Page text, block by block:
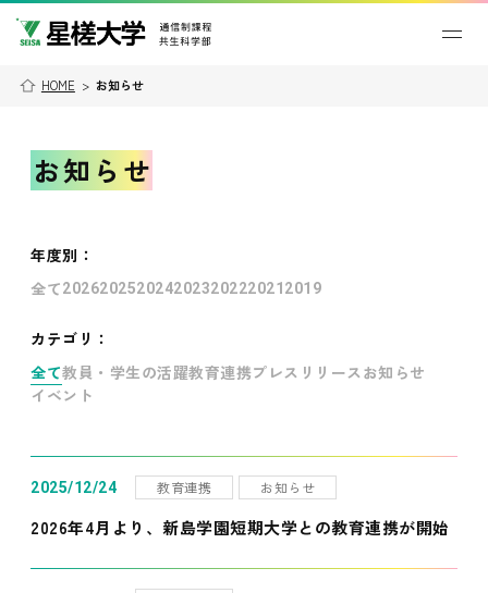
HOME > お知らせ
お知らせ
年度別 ：
全て202620252024202320222021 2019
カテゴリ：
全て教員・学生の活躍教育連携プレスリリース お知らせ
イベント
2025/12/24 教育連携 お知らせ
2026年4月より、新島学園短期大学との教育連携が開始